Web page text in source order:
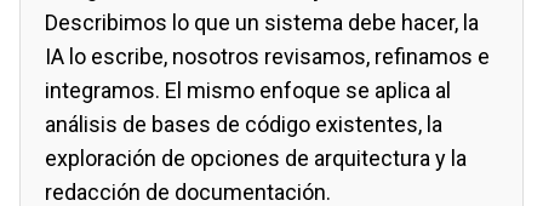
Describimos lo que un sistema debe hacer, la
IA lo escribe, nosotros revisamos, refinamos e
integramos. El mismo enfoque se aplica al
análisis de bases de código existentes, la
exploración de opciones de arquitectura y la
redacción de documentación.